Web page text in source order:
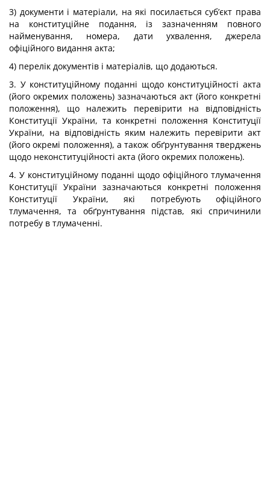
3) документи і матеріали, на які посилається суб’єкт права
на конституційне подання, із зазначенням повного
найменування, номера, дати ухвалення, джерела
офіційного видання акта;
4) перелік документів і матеріалів, що додаються.
3. У конституційному поданні щодо конституційності акта
(його окремих положень) зазначаються акт (його конкретні
положення), що належить перевірити на відповідність
Конституції України, та конкретні положення Конституції
України, на відповідність яким належить перевірити акт
(його окремі положення), а також обґрунтування тверджень
щодо неконституційності акта (його окремих положень).
4. У конституційному поданні щодо офіційного тлумачення
Конституції України зазначаються конкретні положення
Конституції України, які потребують офіційного
тлумачення, та обґрунтування підстав, які спричинили
потребу в тлумаченні.